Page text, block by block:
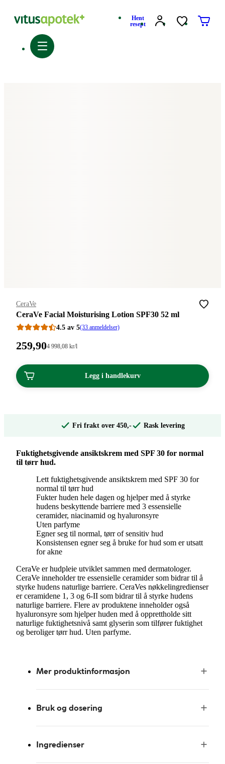
Hent
resept
Merke:
CeraVe
CeraVe Facial Moisturising Lotion SPF30 52 ml
4.5 av 5(33 anmeldelser)
Pris:
kroner.
259,90Stykkpris:
998,08/l
4 998 ,08 kr/l
Legg i handlekurv
Fri frakt over 450,- Rask levering
Fuktighetsgivende ansiktskrem med SPF 30 for normal
til tørr hud.
Lett fuktighetsgivende ansiktskrem med SPF 30 for
normal til tørr hud
Fukter huden hele dagen og hjelper med å styrke
hudens beskyttende barriere med 3 essensielle
ceramider, niacinamid og hyaluronsyre
Uten parfyme
Egner seg til normal, tørr of sensitiv hud
Konsistensen egner seg å bruke for hud som er utsatt
for akne
CeraVe er hudpleie utviklet sammen med dermatologer.
CeraVe inneholder tre essensielle ceramider som bidrar til å
styrke hudens naturlige barriere. CeraVes nøkkelingredienser
er ceramidene 1, 3 og 6-II som bidrar til å styrke hudens
naturlige barriere. Flere av produktene inneholder også
hyaluronsyre som hjelper huden med å opprettholde sitt
naturlige fuktighetsnivå samt glyserin som tilfører fuktighet
og beroliger tørr hud. Uten parfyme.
Mer produktinformasjon
Bruk og dosering
Ingredienser